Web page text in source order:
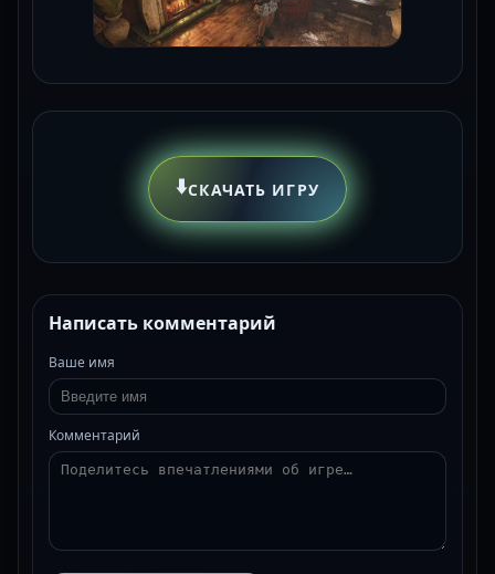
⬇️СКАЧАТЬ ИГРУ
Написать комментарий
Ваше имя
Комментарий